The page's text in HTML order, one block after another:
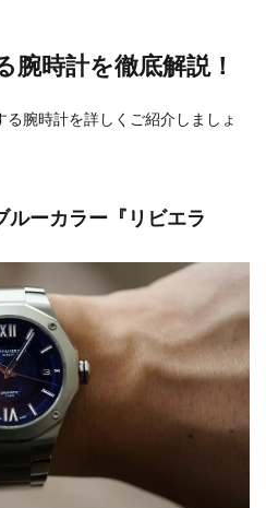
腕時計を徹底解説！
腕時計を詳しくご紹介しましょ
ルーカラー『リビエラ